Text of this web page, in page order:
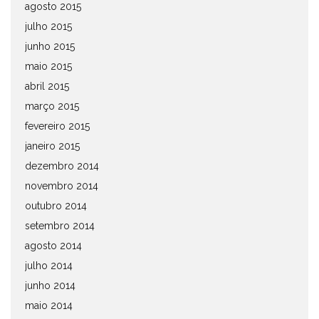
agosto 2015
julho 2015
junho 2015
maio 2015
abril 2015
março 2015
fevereiro 2015
janeiro 2015
dezembro 2014
novembro 2014
outubro 2014
setembro 2014
agosto 2014
julho 2014
junho 2014
maio 2014